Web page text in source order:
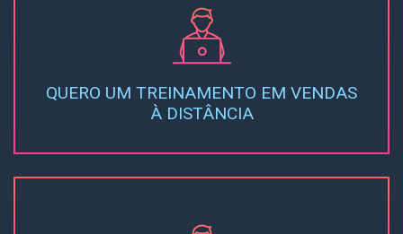
QUERO UM TREINAMENTO EM VENDAS
À DISTÂNCIA